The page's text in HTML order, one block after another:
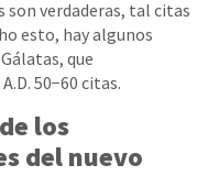
son verdaderas, tal citas
esto, hay algunos
que
50−60 citas.
los
del nuevo